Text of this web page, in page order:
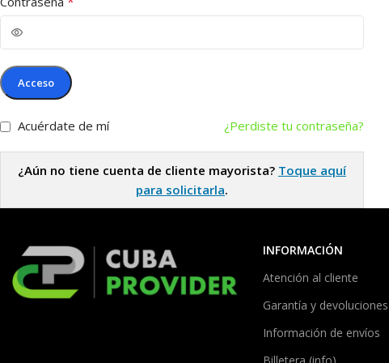
Acceso
¿Perdiste tu contraseña?
Acuérdate de mí
¿Aún no tiene cuenta de cliente mayorista? Toque aquí
para solicitarla.
INFORMACIÓN
Atención al cliente
Garantía y devoluciones
Información de envíos